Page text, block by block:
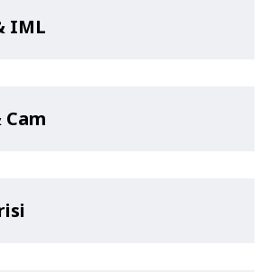
IML